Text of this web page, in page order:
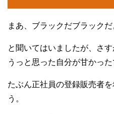
まあ、ブラックだブラック
と聞いてはいましたが、さ
うっと思った自分が甘かった
たぶん正社員の登録販売者
う。